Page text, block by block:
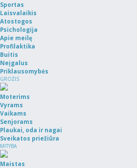
Sportas
Laisvalaikis
Atostogos
Psichologija
Apie meilę
Profilaktika
Buitis
Neįgalus
Priklausomybės
GROŽIS
Moterims
Vyrams
Vaikams
Senjorams
Plaukai, oda ir nagai
Sveikatos priežiūra
MITYBA
Maistas